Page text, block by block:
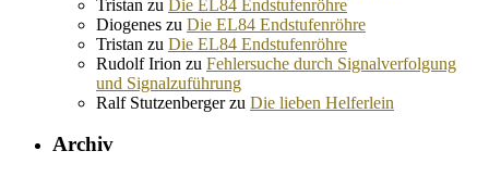
Tristan zu Die EL84 Endstufenröhre
Diogenes zu Die EL84 Endstufenröhre
Tristan zu Die EL84 Endstufenröhre
Rudolf Irion zu Fehlersuche durch Signalverfolgung
und Signalzuführung
Ralf Stutzenbergerzu Die lieben Helferlein
Archiv